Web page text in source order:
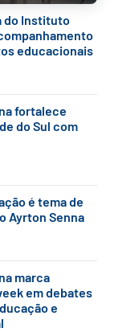
do Instituto
educacionais
fortalece
do Sul com
é tema de
Ayrton Senna
marca
em debates
e